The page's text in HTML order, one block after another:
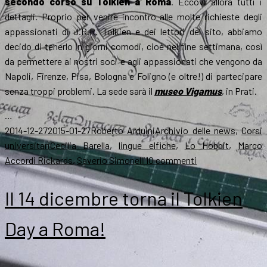
dettagli. Proprio per venire incontro alle molte richieste degli
appassionati di J.R.R. Tolkien e dei lettori del sito, abbiamo
decido di tenerlo in giorni comodi, cioè nel fine settimana, così
da permettere ai nostri soci e agli appassionati che vengono da
Napoli, Firenze, Pisa, Bologna e Foligno (e oltre!) di partecipare
senza troppi problemi. La sede sarà il museo Vigamus, in Prati.
…
Scritto
il
2014-12-272015-01-27Autore
Roberto ArduiniCategorie
Archivio delle news,Corsi
universitariTag
Cecilia Barella,lingue elfiche, Lo Hobbit, Marco
Accordi Rickards, Saverio Simonelli10 commenti
L’11
gennaio
il
corso
Roma:
Il 14 dicembre torna il Tolkien
Day a Roma!